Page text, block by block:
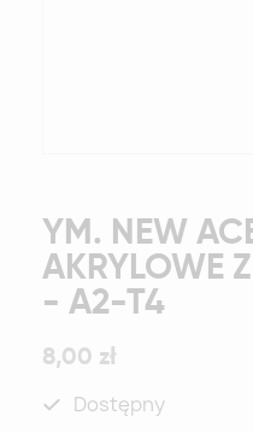
YM. NEW
AKRYLOWE
- A2-T4
8,00 zł
Dostępny